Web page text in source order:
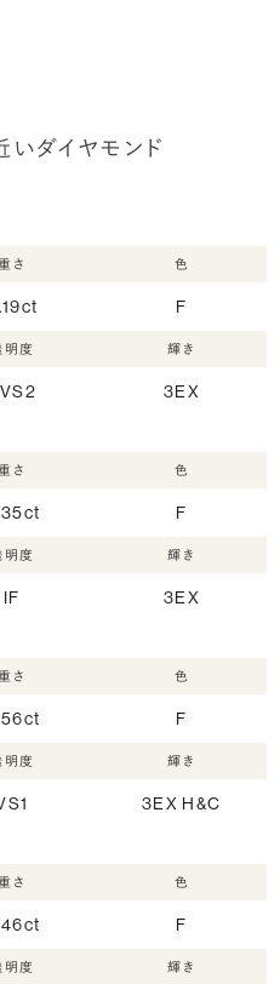
いダイヤモンド
さ 色
F
明度 輝き
3EX
さ 色
F
明度
IF
輝き
3EX
さ 色
F
明度 輝き
3EX H&C
さ 色
F
明度 輝き